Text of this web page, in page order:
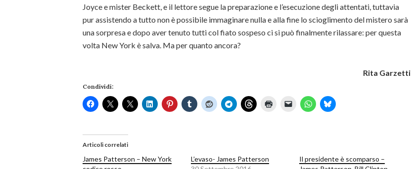
Joyce e mister Beckett, e il lettore segue la preparazione e l’esecuzione degli attentati, tuttavia
pur assistendo a tutto non è possibile immaginare nulla e alla fine lo scioglimento del mistero sarà
una sorpresa e dopo aver tenuto tutti col fiato sospeso ci si può finalmente rilassare: per questa
volta New York è salva. Ma per quanto ancora?
Rita Garzetti
Condividi:
Articoli correlati
James Patterson – New York
L’evaso- James Patterson
Il presidente è scomparso –